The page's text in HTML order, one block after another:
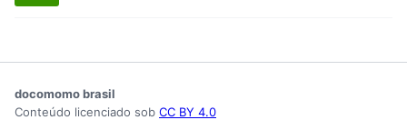
docomomo brasil
Conteúdo licenciado sob CC BY 4.0